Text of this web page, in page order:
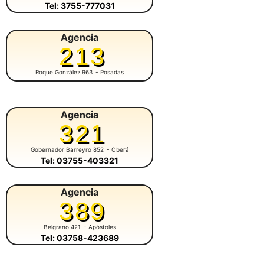
Tel: 3755-777031
Agencia
213
Roque González 963 - Posadas
Agencia
321
Gobernador Barreyro 852 - Oberá
Tel: 03755-403321
Agencia
389
Belgrano 421 - Apóstoles
Tel: 03758-423689